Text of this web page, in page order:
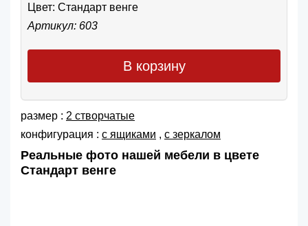
Цвет: Стандарт венге
Артикул: 603
В корзину
размер : 2 створчатые
конфигурация : с ящиками , с зеркалом
Реальные фото нашей мебели в цвете
Стандарт венге